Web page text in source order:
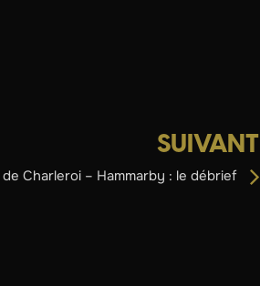
SUIVANT
Charleroi – Hammarby : le débrief